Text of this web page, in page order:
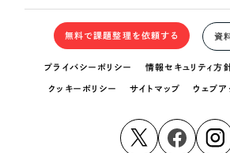
無料で課題整理を依頼する 資
プライバシーポリシー 情報セキュリティ方
クッキーポリシー サイトマップ ウェブア